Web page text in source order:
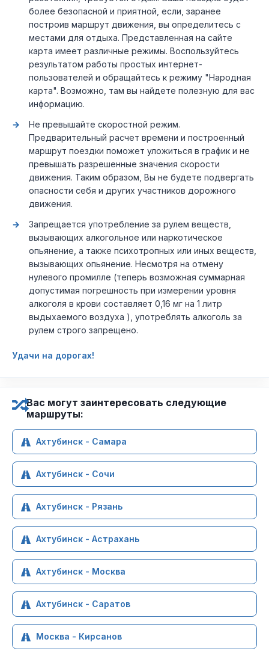
более безопасной и приятной, если, заранее
построив маршрут движения, вы определитесь с
местами для отдыха. Представленная на сайте
карта имеет различные режимы. Воспользуйтесь
результатом работы простых интернет-
пользователей и обращайтесь к режиму "Народная
карта". Возможно, там вы найдете полезную для вас
информацию.
Не превышайте скоростной режим.
Предварительный расчет времени и построенный
маршрут поездки поможет уложиться в график и не
превышать разрешенные значения скорости
движения. Таким образом, Вы не будете подвергать
опасности себя и других участников дорожного
движения.
Запрещается употребление за рулем веществ,
вызывающих алкогольное или наркотическое
опьянение, а также психотропных или иных веществ,
вызывающих опьянение. Несмотря на отмену
нулевого промилле (теперь возможная суммарная
допустимая погрешность при измерении уровня
алкоголя в крови составляет 0,16 мг на 1 литр
выдыхаемого воздуха ), употреблять алкоголь за
рулем строго запрещено.
Удачи на дорогах!
Вас могут заинтересовать следующие
маршруты:
Ахтубинск - Самара
Ахтубинск - Сочи
Ахтубинск - Рязань
Ахтубинск - Астрахань
Ахтубинск - Москва
Ахтубинск - Саратов
Москва - Кирсанов